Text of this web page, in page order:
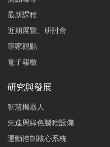
最新課程
近期展覽、研討會
專家觀點
電子報櫃
研究與發展
智慧機器人
先進與綠色製程設備
運動控制核心系統